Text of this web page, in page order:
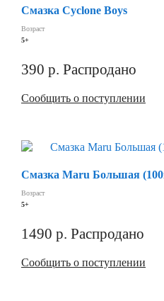
Смазка Cyclone Boys
Возраст
5+
390 р. Распродано
Сообщить о поступлении
Смазка Maru Большая
Возраст
5+
1490 р. Распродано
Сообщить о поступлении